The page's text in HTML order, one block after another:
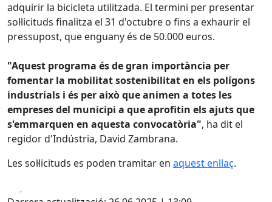
adquirir la bicicleta utilitzada. El termini per presentar
sol·licituds finalitza el 31 d'octubre o fins a exhaurir el
pressupost, que enguany és de 50.000 euros.
"Aquest programa és de gran importància per
fomentar la mobilitat sostenibilitat en els polígons
industrials i és per això que animen a totes les
empreses del municipi a que aprofitin els ajuts que
s'emmarquen en aquesta convocatòria", ha dit el
regidor d'Indústria, David Zambrana.
Les sol·licituds es poden tramitar en aquest enllaç.